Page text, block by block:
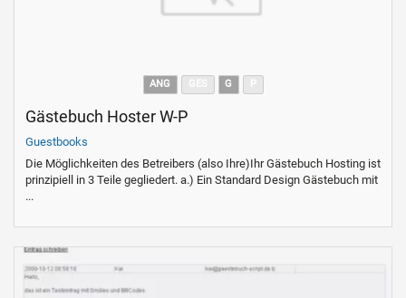
ANG G
Gästebuch Hoster W-P
Guestbooks
Die Möglichkeiten des Betreibers (also Ihre)Ihr Gästebuch Hosting ist
prinzipiell in 3 Teile gegliedert. a.) Ein Standard Design Gästebuch mit
...